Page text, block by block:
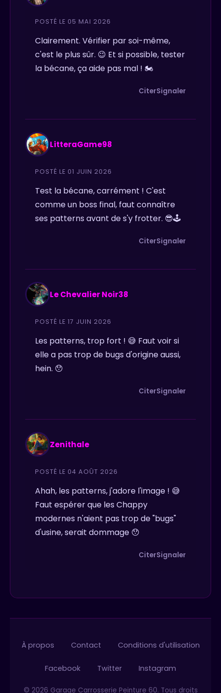
POSTÉ LE 05 MAI 2026
Clairement. Vérifier par soi-même,
c'est le plus sûr. 😉 Et si possible, tester
la bécane, ça aide pas mal ! 🏍️
CiterSignaler
LitteraGame98
POSTÉ LE 01 JUIN 2026
Test la bécane, carrément ! C'est
comme un boss final, faut connaître
ses patterns avant de s'y frotter. 😎🕹️
CiterSignaler
Le Chevalier Noir38
POSTÉ LE 17 JUIN 2026
Les patterns, trop fort ! 😅 Faut voir si
elle a pas trop de bugs d'origine aussi,
hein. 😯
CiterSignaler
Zenithale
POSTÉ LE 04 AOÛT 2026
Ahah, les patterns, j'adore l'image ! 😅
Faut espérer que les Chappy
modernes n'aient pas trop de "bugs"
d'usine, serait dommage 😯
CiterSignaler
À propos Contact Conditions d'utilisation
Facebook Twitter Instagram
© 2026 Garage Carrosserie Peinture 60. Tous droits